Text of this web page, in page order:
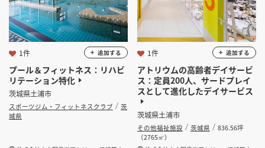
プール＆フィットネス：リハビ
リテーション特化
茨城県土浦市
スポーツジム・フィットネスクラブ
茨
城県
1件 追加する
アトリウムの高齢者デイサービ
ス：定員200人、サードプレイ
スとして進化したデイサービス
茨城県土浦市
その他福祉施設 茨城県
836.56坪
（2765㎡）
1件 追加する